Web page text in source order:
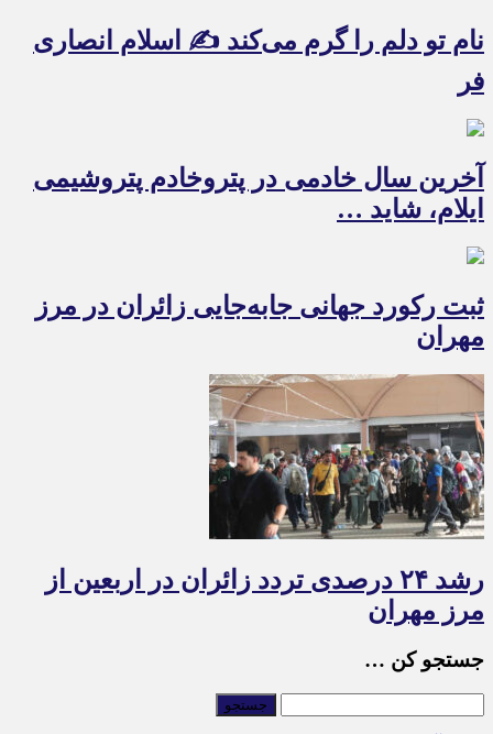
نام تو دلم را گرم می‌کند ✍️ اسلام انصاری
فر
آخرین سال خادمی در پتروخادم پتروشیمی
ایلام، شاید …
ثبت رکورد جهانی جابه‌جایی زائران در مرز
مهران
رشد ۲۴ درصدی تردد زائران در اربعین از
مرز مهران
جستجو کن …